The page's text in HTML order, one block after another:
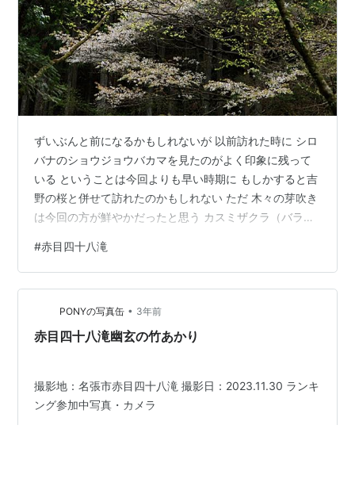
ずいぶんと前になるかもしれないが 以前訪れた時に シロ
バナのショウジョウバカマを見たのがよく印象に残って
いる ということは今回よりも早い時期に もしかすると吉
野の桜と併せて訪れたのかもしれない ただ 木々の芽吹き
は今回の方が鮮やかだったと思う カスミザクラ（バラ
（スミレ科） ミヤマハコベ（ナデシコ科） イズセンリョ
ウ（サクラソウ科） 照葉樹の林床でよく見かける ツルカ
ノコソウ（スイカズラ科） コチャルメルソウ（ユキノシ
タ科） オノマンネングサ（ベンケイソウ科） サンショウ
ソウ（イラクサ科） ハシリドコロ（ナス科） 猛毒の植物
#赤目四十八滝
PONYの写真缶 • 3年前
赤目四十八滝幽玄の竹あかり